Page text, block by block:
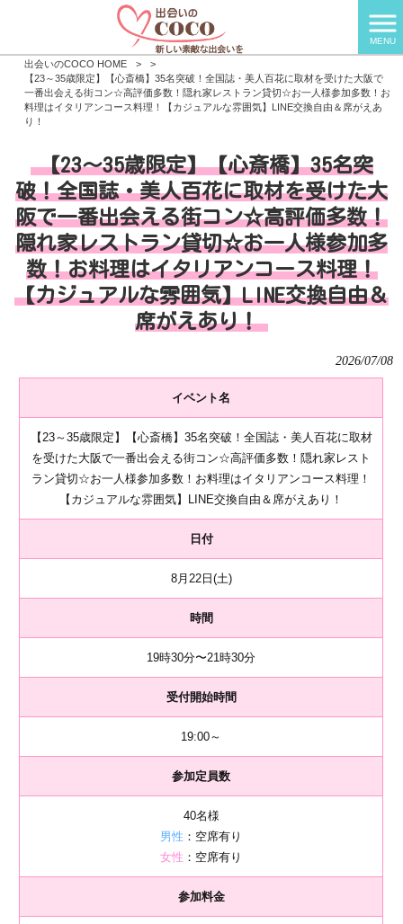
MENU
出会いのCOCO HOME >
>
【23～35歳限定】【心斎橋】35名突破！全国誌・美人百花に取材を受けた大阪で
一番出会える街コン☆高評価多数！隠れ家レストラン貸切☆お一人様参加多数！お
料理はイタリアンコース料理！【カジュアルな雰囲気】LINE交換自由＆席がえあ
り！
【23～35歳限定】【心斎橋】35名突
破！全国誌・美人百花に取材を受けた大
阪で一番出会える街コン☆高評価多数！
隠れ家レストラン貸切☆お一人様参加多
数！お料理はイタリアンコース料理！
【カジュアルな雰囲気】LINE交換自由＆
席がえあり！
2026/07/08
イベント名
【23～35歳限定】【心斎橋】35名突破！全国誌・美人百花に取材
を受けた大阪で一番出会える街コン☆高評価多数！隠れ家レスト
ラン貸切☆お一人様参加多数！お料理はイタリアンコース料理！
【カジュアルな雰囲気】LINE交換自由＆席がえあり！
日付
8月22日(土)
時間
19時30分〜21時30分
受付開始時間
19:00～
参加定員数
40名様
男性 ：空席有り
女性 ：空席有り
参加料金